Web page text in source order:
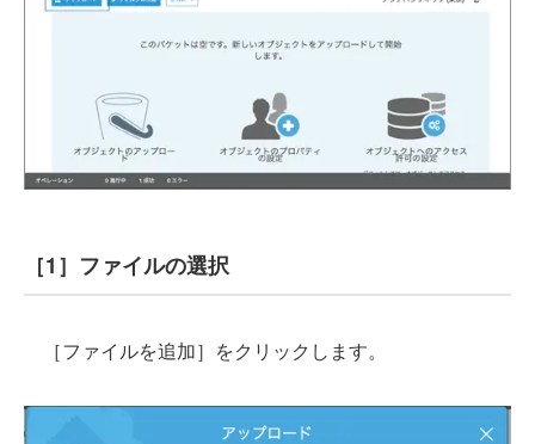
［1］ファイルの選択
［ファイルを追加］をクリックします。